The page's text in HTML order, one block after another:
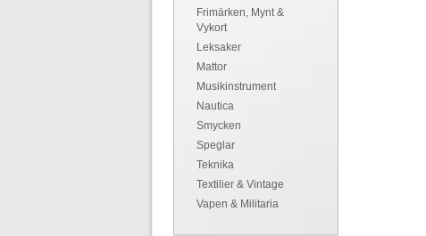
Frimärken, Mynt &
Vykort
Leksaker
Mattor
Musikinstrument
Nautica
Smycken
Speglar
Teknika
Textilier & Vintage
Vapen & Militaria